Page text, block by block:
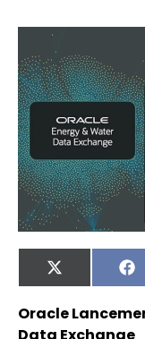
X
(Twitter)
Oracle